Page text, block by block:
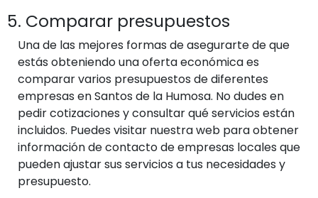
5. Comparar presupuestos
Una de las mejores formas de asegurarte de que
estás obteniendo una oferta económica es
comparar varios presupuestos de diferentes
empresas en Santos de la Humosa. No dudes en
pedir cotizaciones y consultar qué servicios están
incluidos. Puedes visitar nuestra web para obtener
información de contacto de empresas locales que
pueden ajustar sus servicios a tus necesidades y
presupuesto.